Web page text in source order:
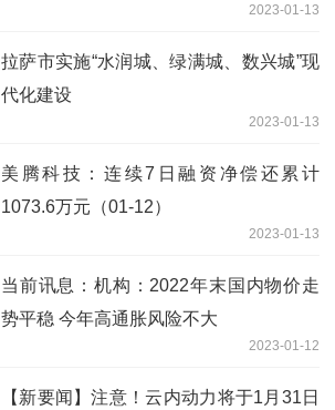
2023-01-13
拉萨市实施“水润城、绿满城、数兴城”现
代化建设
2023-01-13
美腾科技：连续7日融资净偿还累计
1073.6万元（01-12）
2023-01-13
当前讯息：机构：2022年末国内物价走
势平稳 今年高通胀风险不大
2023-01-12
【新要闻】注意！云内动力将于1月31日